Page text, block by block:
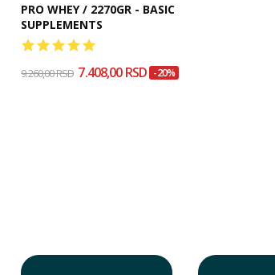
PRO WHEY / 2270GR - BASIC
SUPPLEMENTS
9.260,00 RSD 7.408,00 RSD -20%